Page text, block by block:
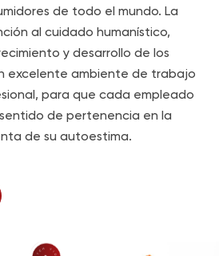
de todo el mundo. La
al cuidado humanístico,
y desarrollo de los
excelente ambiente de trabajo
para que cada empleado
de pertenencia en la
de su autoestima.